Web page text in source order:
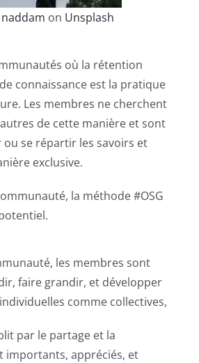
on Unsplash
où la rétention
connaissance est la pratique
Les membres ne cherchent
de cette manière et sont
se répartir les savoirs et
exclusive.
la méthode #OSG
les membres sont
faire grandir, et développer
comme collectives,
par le partage et la
importants, appréciés, et